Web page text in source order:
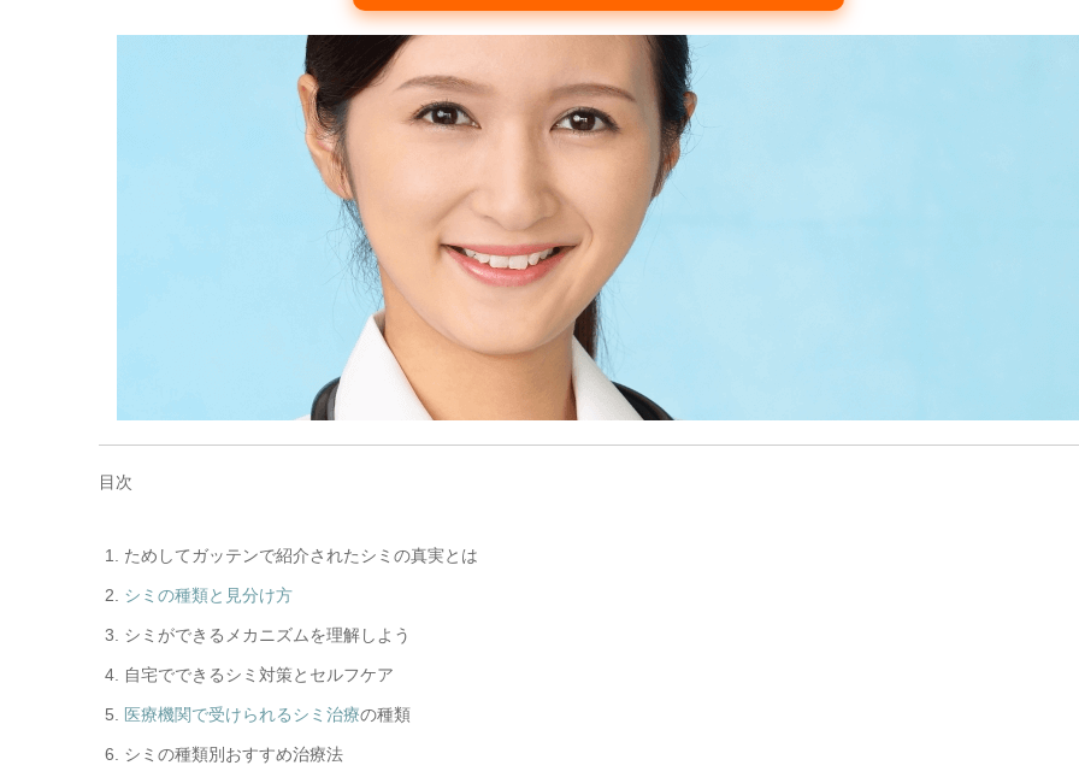
目次
ためしてガッテンで紹介されたシミの真実とは
シミの種類と見分け方
シミができるメカニズムを理解しよう
自宅でできるシミ対策とセルフケア
医療機関で受けられるシミ治療の種類
シミの種類別おすすめ治療法